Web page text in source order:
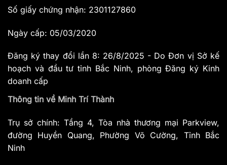
Số giấy chứng nhận: 2301127860
Ngày cấp: 05/03/2020
Đăng ký thay đổi lần 8: 26/8/2025 - Do Đơn vị Sở kế
hoạch và đầu tư tỉnh Bắc Ninh, phòng Đăng ký Kinh
doanh cấp
Thông tin về Minh Trí Thành
Trụ sở chính: Tầng 4, Tòa nhà thương mại Parkview,
đường Huyền Quang, Phường Võ Cường, Tỉnh Bắc
Ninh